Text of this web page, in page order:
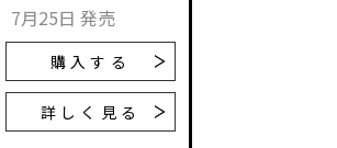
7月25日 発売
購入する
詳しく見る